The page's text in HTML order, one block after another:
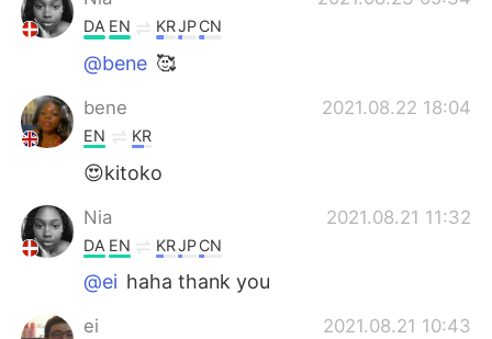
DA EN KRJPCN
@bene 🥰
bene 2021.08.22 18:04
EN KR
😍kitoko
Nia 2021.08.21 11:32
DA EN KRJPCN
@ei haha thank you
ei 2021.08.21 10:43